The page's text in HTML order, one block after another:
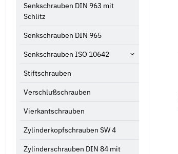
Senkschrauben DIN 963 mit
Schlitz
Senkschrauben DIN 965
Senkschrauben ISO 10642
Stiftschrauben
Verschlußschrauben
Vierkantschrauben
Zylinderkopfschrauben SW 4
Zylinderschrauben DIN 84 mit